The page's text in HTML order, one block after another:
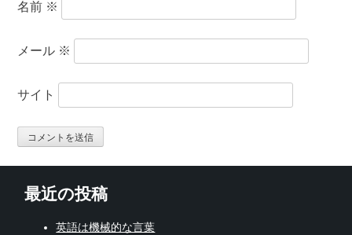
名前 ※
メール ※
サイト
最近の投稿
英語は機械的な言葉